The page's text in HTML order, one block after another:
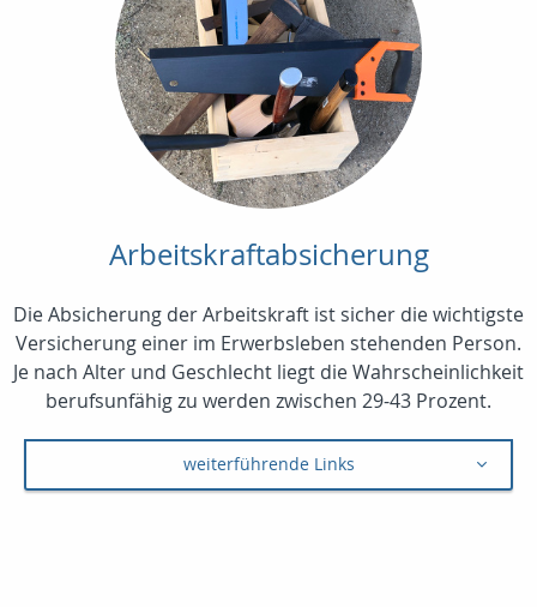
Arbeitskraftabsicherung
Die Absicherung der Arbeitskraft ist sicher die wichtigste
Versicherung einer im Erwerbsleben stehenden Person.
Je nach Alter und Geschlecht liegt die Wahrscheinlichkeit
berufsunfähig zu werden zwischen 29-43 Prozent.
weiterführende Links